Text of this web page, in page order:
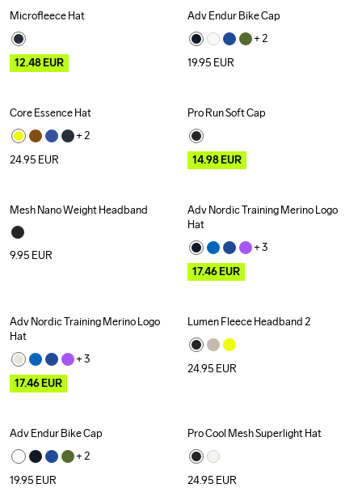
Outlet
Microfleece Hat
12.48EUR
Adv Endur Bike Cap
+ 2
19.95 EUR
Core Essence Hat
+ 2
24.95 EUR
Outlet
Pro Run Soft Cap
14.98EUR
Recycled
Mesh Nano Weight Headband
9.95 EUR
Outlet
Adv Nordic Training Merino Logo
Hat
+ 3
17.46EUR
Outlet
Adv Nordic Training Merino Logo
Hat
+ 3
17.46EUR
Lumen Fleece Headband 2
24.95 EUR
Adv Endur Bike Cap
+ 2
19.95 EUR
Pro Cool Mesh Superlight Hat
24.95 EUR